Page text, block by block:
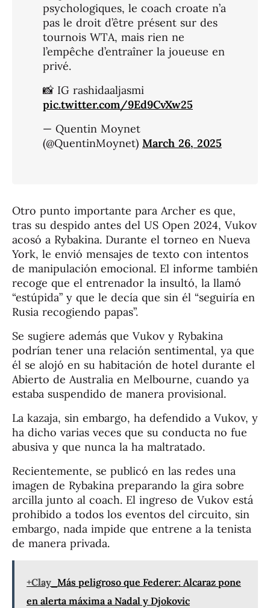
psychologiques, le coach croate n’a
pas le droit d’être présent sur des
tournois WTA, mais rien ne
l’empêche d’entraîner la joueuse en
privé.
📸 IG rashidaaljasmi
pic.twitter.com/9Ed9CvXw25
— Quentin Moynet
(@QuentinMoynet) March 26, 2025
Otro punto importante para Archer es que,
tras su despido antes del US Open 2024, Vukov
acosó a Rybakina. Durante el torneo en Nueva
York, le envió mensajes de texto con intentos
de manipulación emocional. El informe también
recoge que el entrenador la insultó, la llamó
“estúpida” y que le decía que sin él “seguiría en
Rusia recogiendo papas”.
Se sugiere además que Vukov y Rybakina
podrían tener una relación sentimental, ya que
él se alojó en su habitación de hotel durante el
Abierto de Australia en Melbourne, cuando ya
estaba suspendido de manera provisional.
La kazaja, sin embargo, ha defendido a Vukov, y
ha dicho varias veces que su conducta no fue
abusiva y que nunca la ha maltratado.
Recientemente, se publicó en las redes una
imagen de Rybakina preparando la gira sobre
arcilla junto al coach. El ingreso de Vukov está
prohibido a todos los eventos del circuito, sin
embargo, nada impide que entrene a la tenista
de manera privada.
+Clay Más peligroso que Federer: Alcaraz pone
en alerta máxima a Nadal y Djokovic